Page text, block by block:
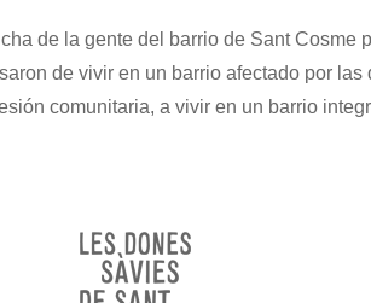
de la gente del barrio de Sant Cosme
de vivir en un barrio afectado por
comunitaria, a vivir en un barrio